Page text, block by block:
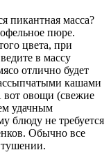
пикантная масса?
пюре.
цвета, при
в массу
отлично будет
кашами
вот овощи (свежие
удачным
блюду не требуется
Обычно все